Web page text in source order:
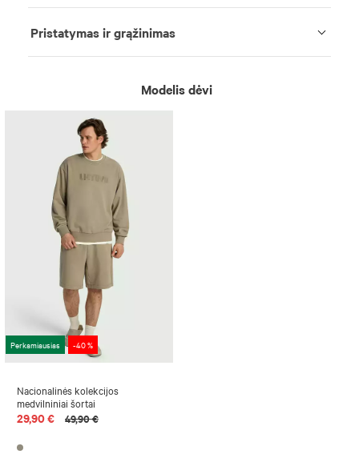
Pristatymas ir grąžinimas
Modelis dėvi
Perkamiausias -40 %
Nacionalinės kolekcijos
medvilniniai šortai
29,90 € 49,90 €